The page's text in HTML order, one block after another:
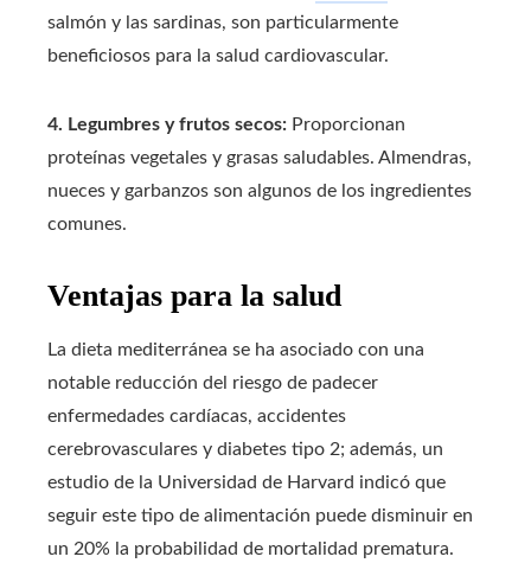
salmón y las sardinas, son particularmente
beneficiosos para la salud cardiovascular.
4. Legumbres y frutos secos: Proporcionan
proteínas vegetales y grasas saludables. Almendras,
nueces y garbanzos son algunos de los ingredientes
comunes.
Ventajas para la salud
La dieta mediterránea se ha asociado con una
notable reducción del riesgo de padecer
enfermedades cardíacas, accidentes
cerebrovasculares y diabetes tipo 2; además, un
estudio de la Universidad de Harvard indicó que
seguir este tipo de alimentación puede disminuir en
un 20% la probabilidad de mortalidad prematura.